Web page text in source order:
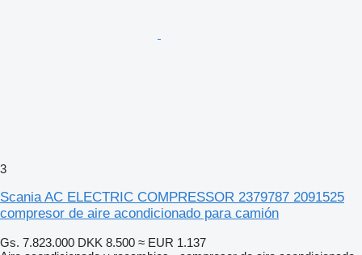
3
Scania AC ELECTRIC COMPRESSOR 2379787 2091525
compresor de aire acondicionado para camión
Gs. 7.823.000 DKK 8.500 ≈ EUR 1.137